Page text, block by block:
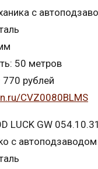
с
50 метров
рублей
CVZ0080BLMS
LUCK GW 054.10.31
с автоподзаводом